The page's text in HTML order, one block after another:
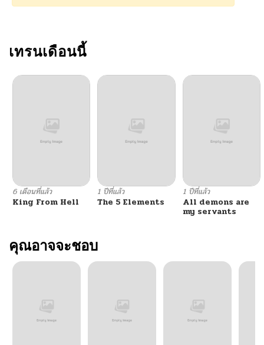
ตอนที่ 123.1
ตอนที่ 123
ตอนที่ 122 03/12/2026
ตอนที่ 121
ตอนที่ 120 02/26/2026
ตอนที่ 119
เทรนเดือนนี้
6 เดือนที่แล้ว
King From Hell
1 ปีที่แล้ว
The 5 Elements
1 ปีที่แล้ว
All demons are
my servants
คุณอาจจะชอบ